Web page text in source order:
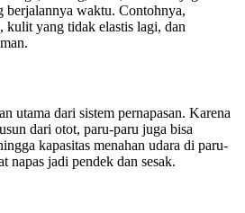
berjalannya waktu. Contohnya,
kulit yang tidak elastis lagi, dan
utama dari sistem pernapasan. Karena
dari otot, paru-paru juga bisa
kapasitas menahan udara di paru-
napas jadi pendek dan sesak.